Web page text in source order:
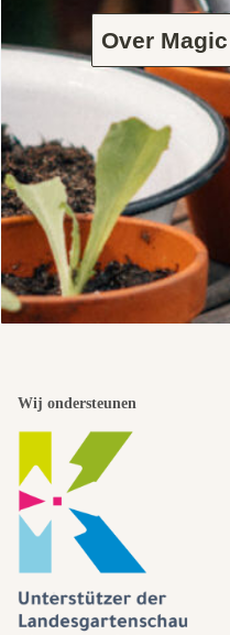
Over
Wij ondersteunen